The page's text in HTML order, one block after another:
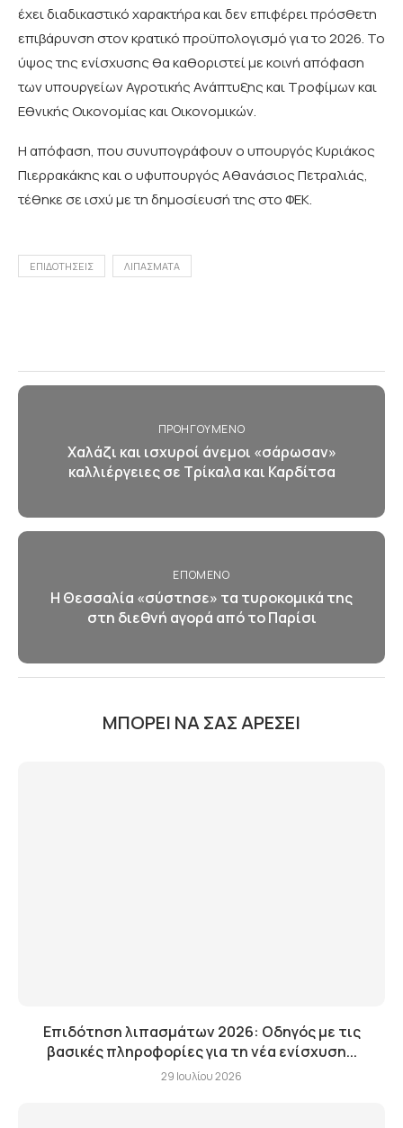
έχει διαδικαστικό χαρακτήρα και δεν επιφέρει πρόσθετη
επιβάρυνση στον κρατικό προϋπολογισμό για το 2026. Το
ύψος της ενίσχυσης θα καθοριστεί με κοινή απόφαση
των υπουργείων Αγροτικής Ανάπτυξης και Τροφίμων και
Εθνικής Οικονομίας και Οικονομικών.
Η απόφαση, που συνυπογράφουν ο υπουργός Κυριάκος
Πιερρακάκης και ο υφυπουργός Αθανάσιος Πετραλιάς,
τέθηκε σε ισχύ με τη δημοσίευσή της στο ΦΕΚ.
ΕΠΙΔΟΤΗΣΕΙΣ ΛΙΠΑΣΜΑΤΑ
ΠΡΟΗΓΟΎΜΕΝΟ
Χαλάζι και ισχυροί άνεμοι «σάρωσαν»
καλλιέργειες σε Τρίκαλα και Καρδίτσα
ΕΠΌΜΕΝΟ
Η Θεσσαλία «σύστησε» τα τυροκομικά της
στη διεθνή αγορά από το Παρίσι
ΜΠΟΡΕΊ ΝΑ ΣΑΣ ΑΡΈΣΕΙ
Επιδότηση λιπασμάτων 2026: Οδηγός με τις
βασικές πληροφορίες για τη νέα ενίσχυση...
29 Ιουλίου 2026